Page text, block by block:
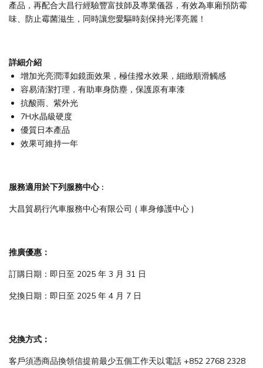
產品，再配合大昌行經驗豐富技師及專業儀器，有效為車廂預防霉
味、防止霉菌滋生，同時讓您愛驅時刻保持光澤亮麗！
詳細介紹
增加光亮潤澤如鏡面效果，極佳撥水效果，細緻順滑觸感
容易清潔打理，有助車身防塵，保護原有車漆
抗酸雨、紫外光
7H水晶級硬度
優質日本產品
效果可維持一年
服務適用於下列服務中心 :
大昌貿易行汽車服務中心有限公司 ( 車身修護中心 )
推廣優惠：
訂購日期：即日至 2025 年 3 月 31 日
兌換日期：即日至 2025 年 4 月 7 日
兌換方式：
客戶須憑商品換領信提前最少五個工作天以電話 +852 2768 2328